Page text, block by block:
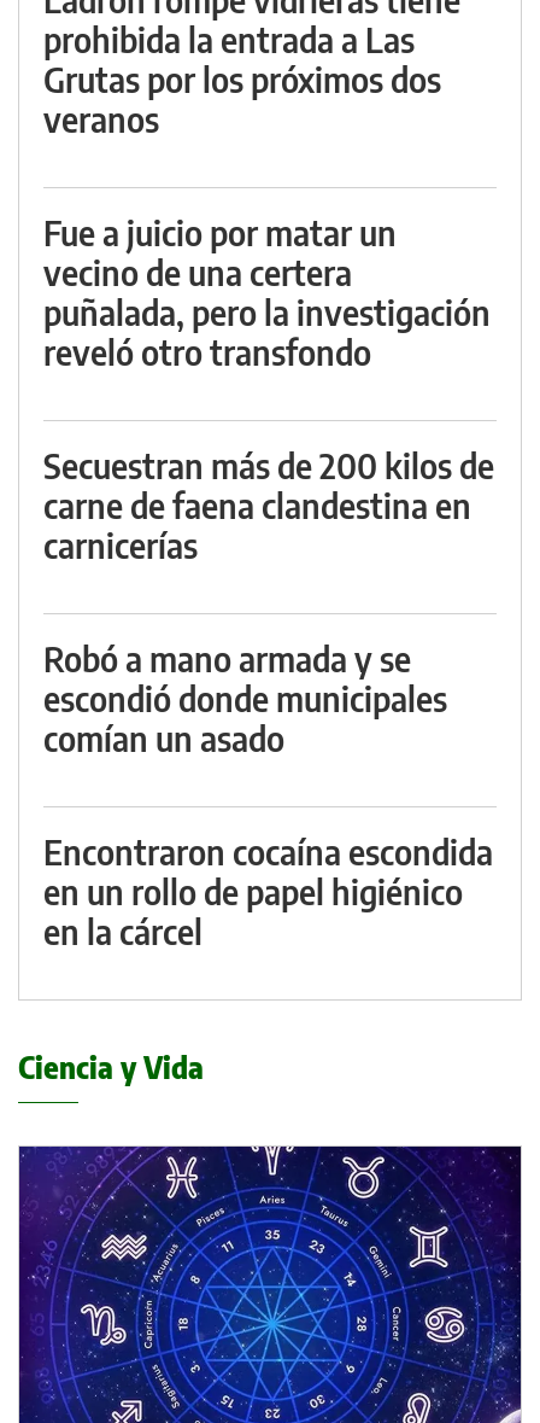
prohibida la entrada a Las
Grutas por los próximos dos
veranos
Fue a juicio por matar un
vecino de una certera
puñalada, pero la investigación
reveló otro transfondo
Secuestran más de 200 kilos de
carne de faena clandestina en
carnicerías
Robó a mano armada y se
escondió donde municipales
comían un asado
Encontraron cocaína escondida
en un rollo de papel higiénico
en la cárcel
Ciencia y Vida